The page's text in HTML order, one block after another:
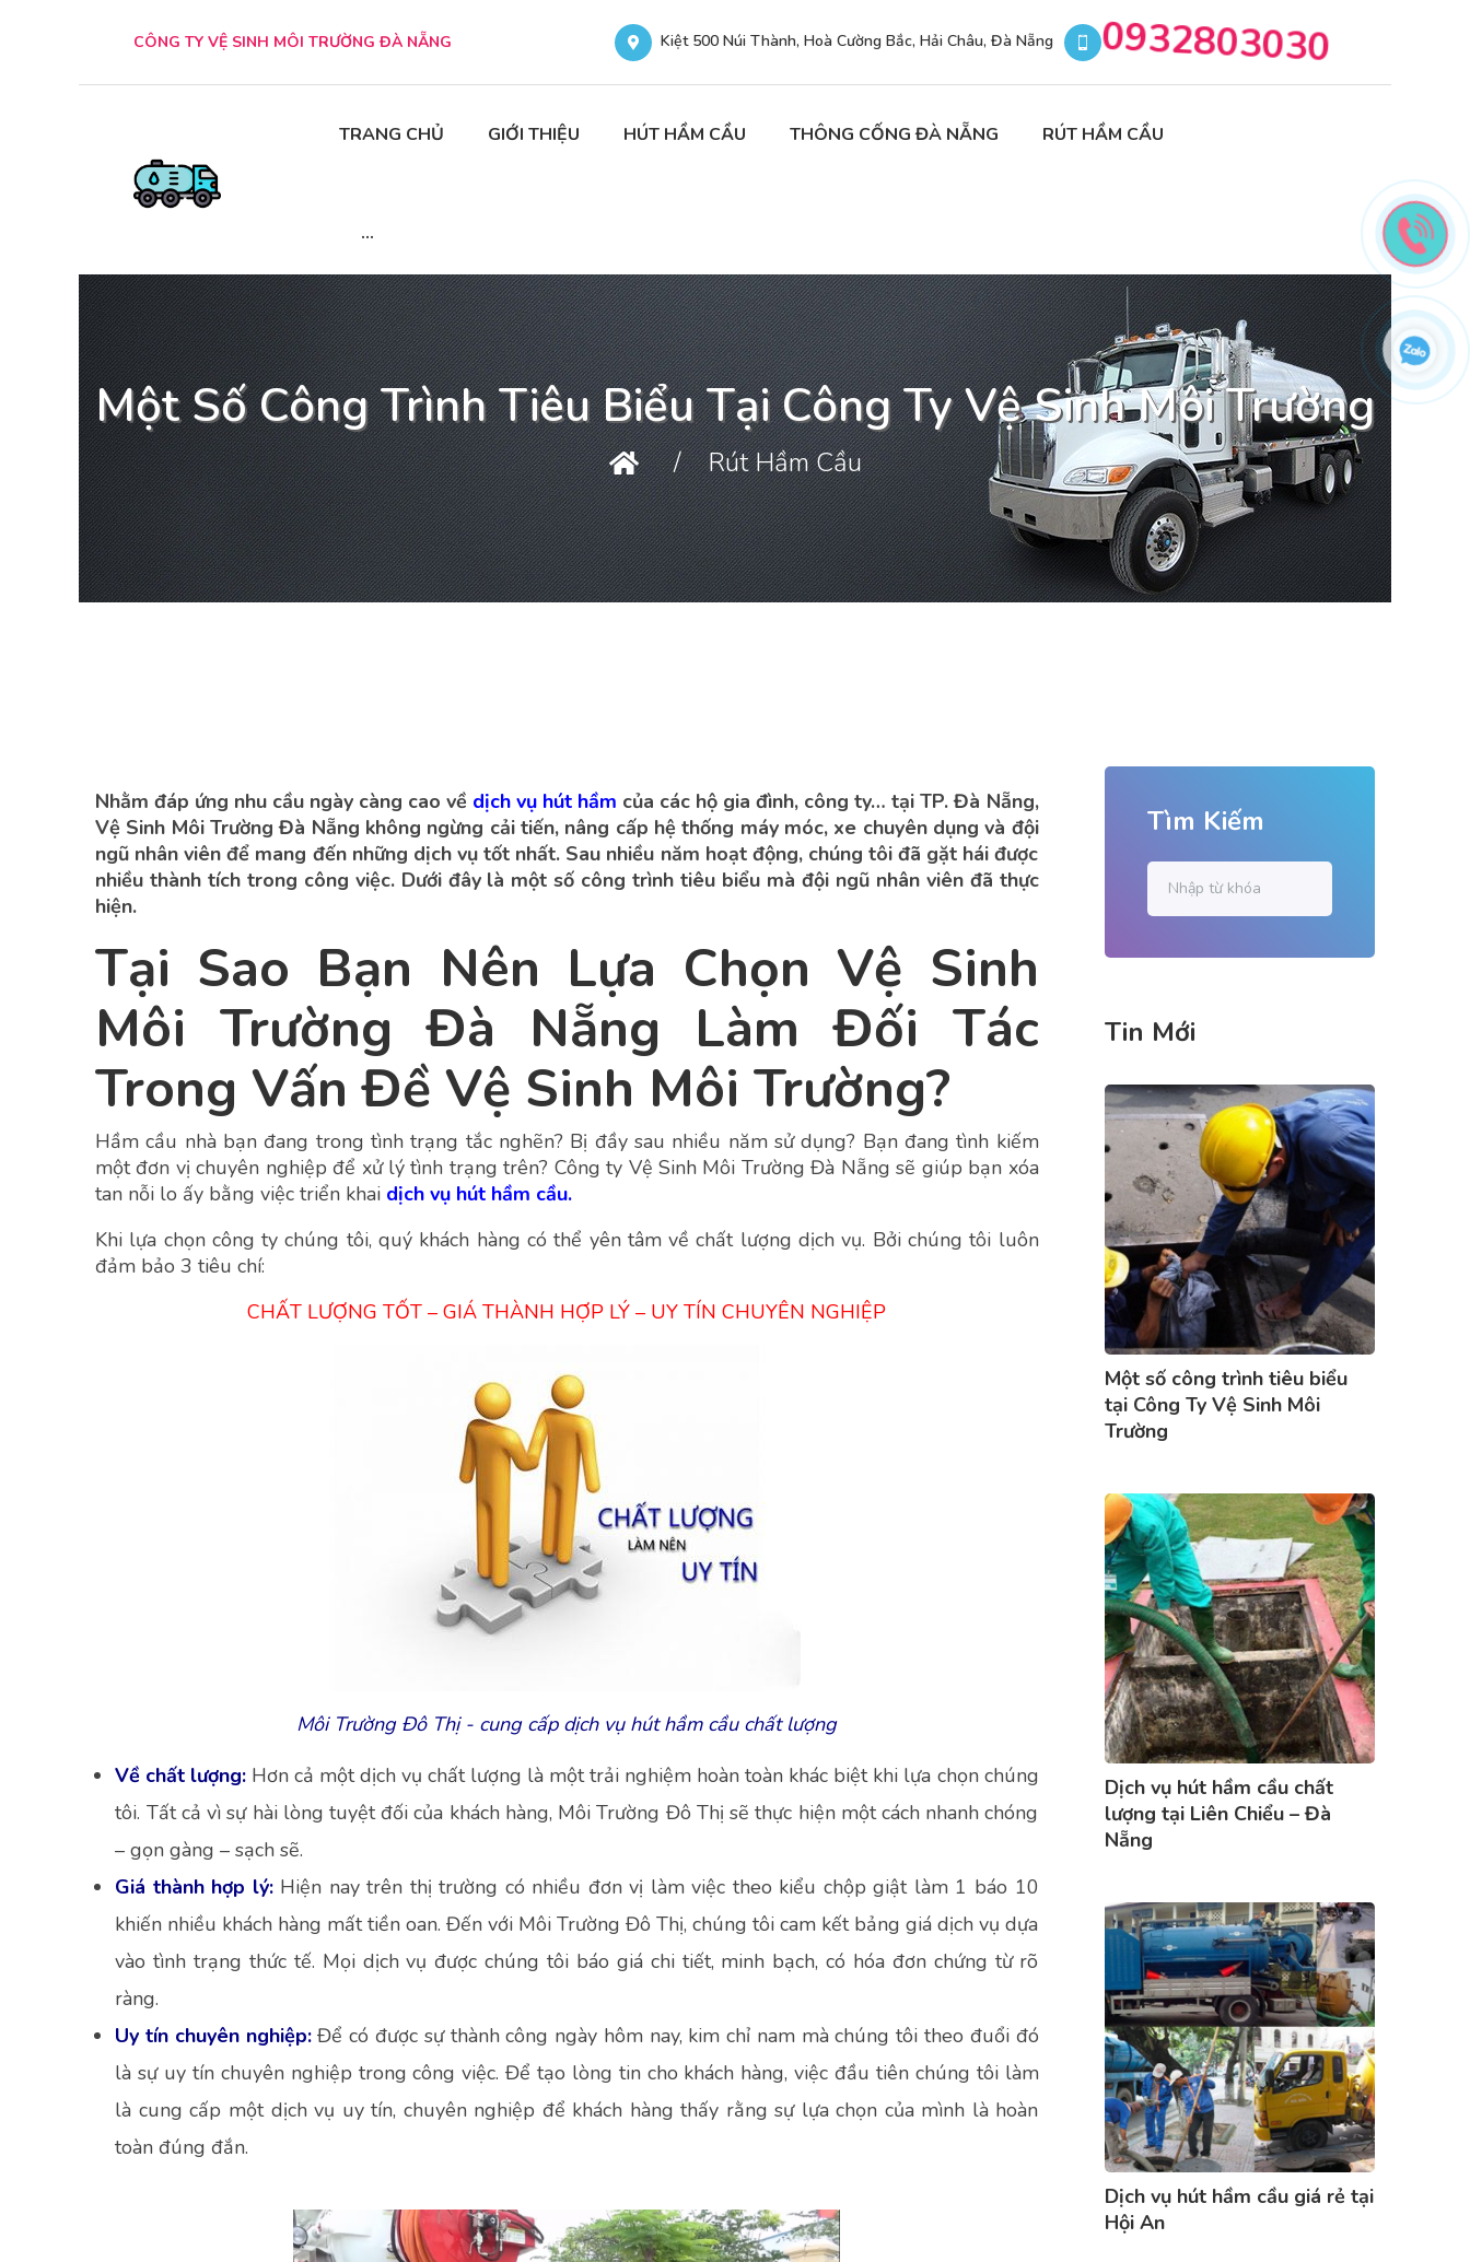
CÔNG TY VỆ SINH MÔI TRƯỜNG ĐÀ NẴNG Kiệt 500 Núi Thành, Hoà Cường Bắc, Hải Châu, Đà Nẵng 0932803030
TRANG CHỦ GIỚI THIỆU HÚT HẦM CẦU THÔNG CỐNG ĐÀ NẴNG RÚT HẦM CẦU
...
Một Số Công Trình Tiêu Biểu Tại Công Ty Vệ Sinh Môi Trường
Rút Hầm Cầu
Nhằm đáp ứng nhu cầu ngày càng cao về dịch vụ hút hầm của các hộ gia đình, công ty… tại TP. Đà Nẵng,
Vệ Sinh Môi Trường Đà Nẵng không ngừng cải tiến, nâng cấp hệ thống máy móc, xe chuyên dụng và đội
ngũ nhân viên để mang đến những dịch vụ tốt nhất. Sau nhiều năm hoạt động, chúng tôi đã gặt hái được
nhiều thành tích trong công việc. Dưới đây là một số công trình tiêu biểu mà đội ngũ nhân viên đã thực
hiện.
Tại Sao Bạn Nên Lựa Chọn Vệ Sinh
Môi Trường Đà Nẵng Làm Đối Tác
Trong Vấn Đề Vệ Sinh Môi Trường?
Hầm cầu nhà bạn đang trong tình trạng tắc nghẽn? Bị đầy sau nhiều năm sử dụng? Bạn đang tình kiếm
một đơn vị chuyên nghiệp để xử lý tình trạng trên? Công ty Vệ Sinh Môi Trường Đà Nẵng sẽ giúp bạn xóa
tan nỗi lo ấy bằng việc triển khai dịch vụ hút hầm cầu.
Khi lựa chọn công ty chúng tôi, quý khách hàng có thể yên tâm về chất lượng dịch vụ. Bởi chúng tôi luôn
đảm bảo 3 tiêu chí:
CHẤT LƯỢNG TỐT – GIÁ THÀNH HỢP LÝ – UY TÍN CHUYÊN NGHIỆP
Môi Trường Đô Thị - cung cấp dịch vụ hút hầm cầu chất lượng
Về chất lượng: Hơn cả một dịch vụ chất lượng là một trải nghiệm hoàn toàn khác biệt khi lựa chọn chúng
tôi. Tất cả vì sự hài lòng tuyệt đối của khách hàng, Môi Trường Đô Thị sẽ thực hiện một cách nhanh chóng
– gọn gàng – sạch sẽ.
Giá thành hợp lý:Hiện nay trên thị trường có nhiều đơn vị làm việc theo kiểu chộp giật làm 1 báo 10
khiến nhiều khách hàng mất tiền oan. Đến với Môi Trường Đô Thị, chúng tôi cam kết bảng giá dịch vụ dựa
vào tình trạng thức tế. Mọi dịch vụ được chúng tôi báo giá chi tiết, minh bạch, có hóa đơn chứng từ rõ
ràng.
Uy tín chuyên nghiệp:Để có được sự thành công ngày hôm nay, kim chỉ nam mà chúng tôi theo đuổi đó
là sự uy tín chuyên nghiệp trong công việc. Để tạo lòng tin cho khách hàng, việc đầu tiên chúng tôi làm
là cung cấp một dịch vụ uy tín, chuyên nghiệp để khách hàng thấy rằng sự lựa chọn của mình là hoàn
toàn đúng đắn.
Tìm Kiếm
Tin Mới
Một số công trình tiêu biểu
tại Công Ty Vệ Sinh Môi
Trường
Dịch vụ hút hầm cầu chất
lượng tại Liên Chiểu – Đà
Nẵng
Dịch vụ hút hầm cầu giá rẻ tại
Hội An